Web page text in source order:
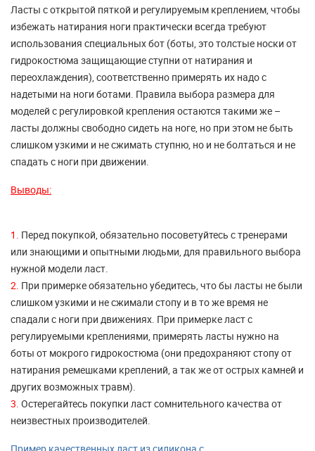
Ласты с открытой пяткой и регулируемым креплением, чтобы
избежать натирания ноги практически всегда требуют
использования специальных бот (боты, это толстые носки от
гидрокостюма защищающие ступни от натирания и
переохлаждения), соответственно примерять их надо с
надетыми на ноги ботами. Правила выбора размера для
моделей с регулировкой крепления остаются такими же –
ласты должны свободно сидеть на ноге, но при этом не быть
слишком узкими и не сжимать ступню, но и не болтаться и не
спадать с ноги при движении.
Выводы:
1. Перед покупкой, обязательно посоветуйтесь с тренерами
или знающими и опытными людьми, для правильного выбора
нужной модели ласт.
2. При примерке обязательно убедитесь, что бы ласты не были
слишком узкими и не сжимали стопу и в то же время не
спадали с ноги при движениях. При примерке ласт с
регулируемыми креплениями, примерять ласты нужно на
боты от мокрого гидрокостюма (они предохраняют стопу от
натирания ремешками креплений, а так же от острых камней и
других возможных травм).
3. Остерегайтесь покупки ласт сомнительного качества от
неизвестных производителей.